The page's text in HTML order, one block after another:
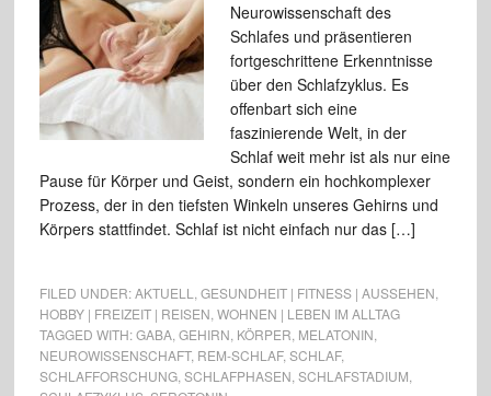
Neurowissenschaft des
Schlafes und präsentieren
fortgeschrittene Erkenntnisse
über den Schlafzyklus. Es
offenbart sich eine
faszinierende Welt, in der
Schlaf weit mehr ist als nur eine
Pause für Körper und Geist, sondern ein hochkomplexer
Prozess, der in den tiefsten Winkeln unseres Gehirns und
Körpers stattfindet. Schlaf ist nicht einfach nur das […]
FILED UNDER:AKTUELL GESUNDHEIT | FITNESS | AUSSEHEN
HOBBY | FREIZEIT | REISEN WOHNEN | LEBEN IM ALLTAG
TAGGED WITH:GABA, GEHIRN KÖRPER MELATONIN
NEUROWISSENSCHAFT, REM-SCHLAF, SCHLAF,
SCHLAFFORSCHUNG, SCHLAFPHASEN SCHLAFSTADIUM